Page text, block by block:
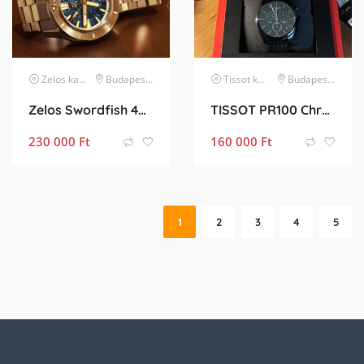
Zelos karóra Budapest XVII. kerület
Zelos Swordfish 40 mm SS „Blue Meteorite”
230 000 Ft
Tissot karóra Budapest XVI. kerület
TISSOT PR100 Chronograph
160 000 Ft
1 2 3 4 5